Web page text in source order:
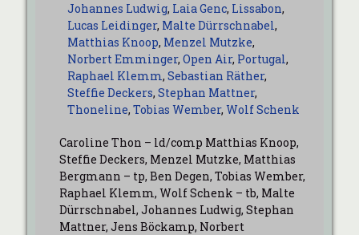
Johannes Ludwig, Laia Genc, Lissabon,
Lucas Leidinger, Malte Dürrschnabel,
Matthias Knoop, Menzel Mutzke,
Norbert Emminger, Open Air, Portugal,
Raphael Klemm, Sebastian Räther,
Steffie Deckers, Stephan Mattner,
Thoneline, Tobias Wember, Wolf Schenk
Caroline Thon – ld/comp Matthias Knoop,
Steffie Deckers, Menzel Mutzke, Matthias
Bergmann – tp, Ben Degen, Tobias Wember,
Raphael Klemm, Wolf Schenk – tb, Malte
Dürrschnabel, Johannes Ludwig, Stephan
Mattner, Jens Böckamp, Norbert